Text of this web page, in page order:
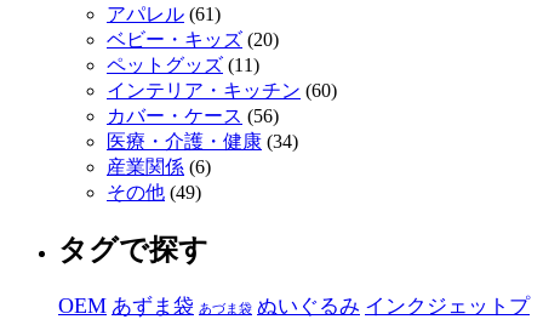
アパレル (61)
ベビー・キッズ (20)
ペットグッズ (11)
インテリア・キッチン (60)
カバー・ケース (56)
医療・介護・健康 (34)
産業関係 (6)
その他 (49)
タグで探す
OEM あずま袋 あづま袋 ぬいぐるみ インクジェットプ